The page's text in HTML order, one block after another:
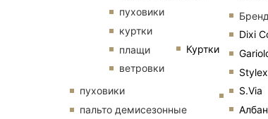
Куртки
Dixi
Stylex
S.Via
пуховики
куртки
плащи
ветровки
пуховики
пальто демисезонные